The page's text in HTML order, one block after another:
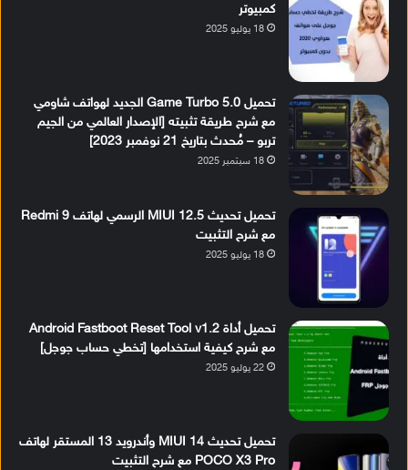
كمبيوتر
18 يوليو 2025
تحميل Game Turbo 5.0 الجديد لهواتف شاومي
مع شرح طريقة تثبيته [الإصدار العالمي من الجيم
تربو – مُحدث بتاريخ 21 نوفمبر 2023]
18 سبتمبر 2025
تحميل تحديث MIUI 12.5 الرسمي لهاتف Redmi 9
مع شرح التثبيت
18 يوليو 2025
تحميل أداة Android Fastboot Reset Tool v1.2
مع شرح كيفية استخدامها [تخطي حساب جوجل]
22 يوليو 2025
تحميل تحديث MIUI 14 وأندرويد 13 المستقر لهاتف
POCO X3 Pro مع شرح التثبيت